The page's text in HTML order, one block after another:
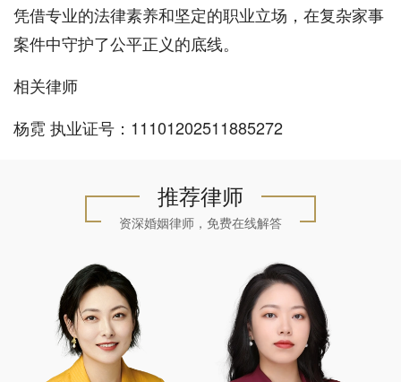
凭借专业的法律素养和坚定的职业立场，在复杂家事
案件中守护了公平正义的底线。
相关律师
杨霓 执业证号：11101202511885272
推荐律师
资深婚姻律师，免费在线解答